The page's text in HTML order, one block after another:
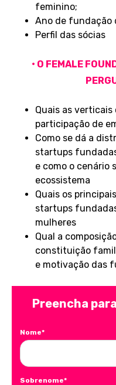
feminino;
Ano de fundação
Perfil das sócias
• O FEMALE
Quais as verticais
participação de
Como se dá a
startups
e como o cenário
ecossistema
Quais os
startups
mulheres
Qual a
constituição
e motivação das
Preencha
Nome*
Sobrenome*